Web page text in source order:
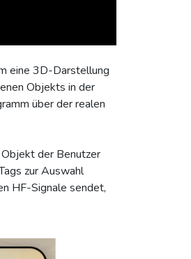
eine 3D-Darstellung
Objekts in der
über der realen
der Benutzer
zur Auswahl
HF-Signale sendet,